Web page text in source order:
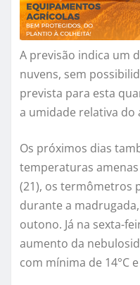
A previsão indica um
nuvens, sem
prevista para esta
a umidade relativa do
Os próximos dias
temperaturas
(21), os termômetros
durante a
outono. Já na sexta-
aumento da
com mínima de 14°C